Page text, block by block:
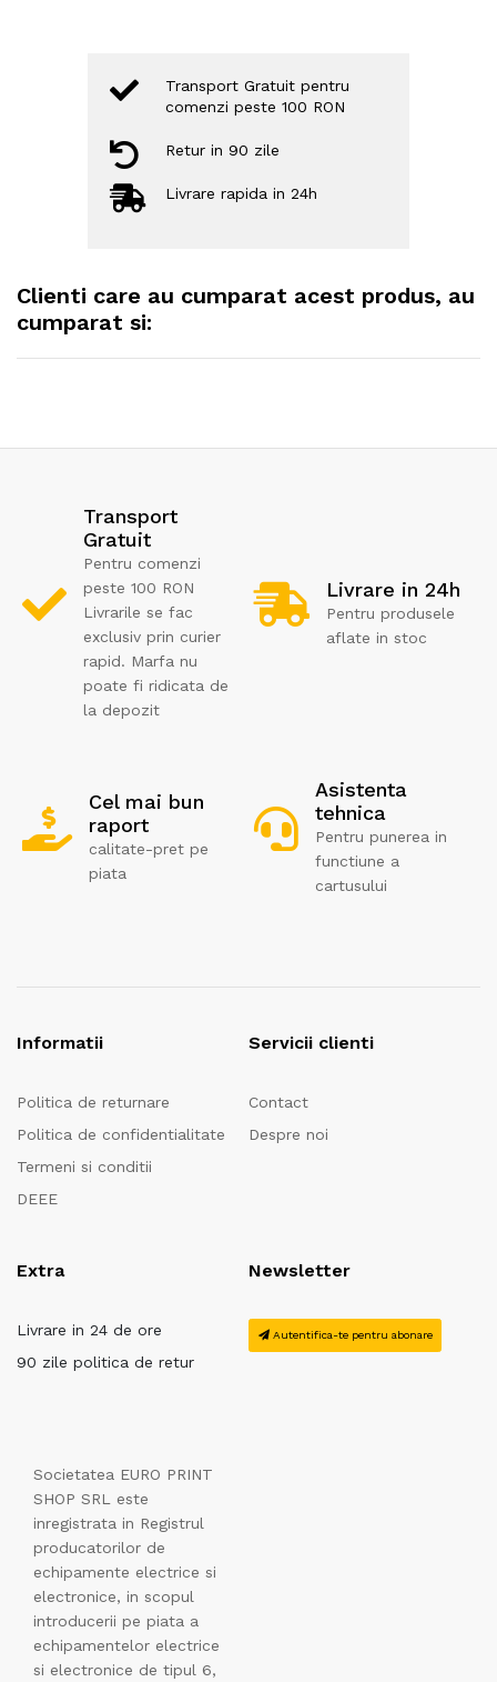
Transport Gratuit pentru
comenzi peste 100 RON
Retur in 90 zile
Livrare rapida in 24h
Clienti care au cumparat acest produs, au
cumparat si:
Transport
Gratuit
Pentru comenzi
peste 100 RON
Livrarile se fac
exclusiv prin curier
rapid. Marfa nu
poate fi ridicata de
la depozit
Livrare in 24h
Pentru produsele
aflate in stoc
Cel mai bun
raport
calitate-pret pe
piata
Asistenta
tehnica
Pentru punerea in
functiune a
cartusului
Informatii
Politica de returnare
Politica de confidentialitate
Termeni si conditii
DEEE
Servicii clienti
Contact
Despre noi
Extra
Livrare in 24 de ore
90 zile politica de retur
Newsletter
Autentifica-te pentru abonare
Societatea EURO PRINT
SHOP SRL este
inregistrata in Registrul
producatorilor de
echipamente electrice si
electronice, in scopul
introducerii pe piata a
echipamentelor electrice
si electronice de tipul 6,